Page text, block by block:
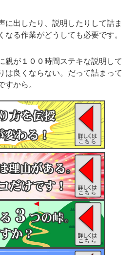
に出したり、説明したりして詰ま
なる作業がどうしても必要です。
親が１００時間ステキな説明して
は良くならない。だって詰まって
すから。